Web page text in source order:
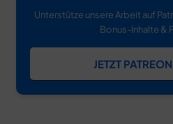
Unterstütze unsere Arbeit auf
Bonus-Inhalte &
JETZT